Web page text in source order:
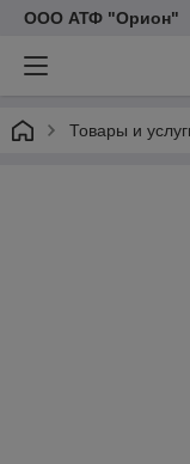
ООО АТФ "Орион"
Товары и